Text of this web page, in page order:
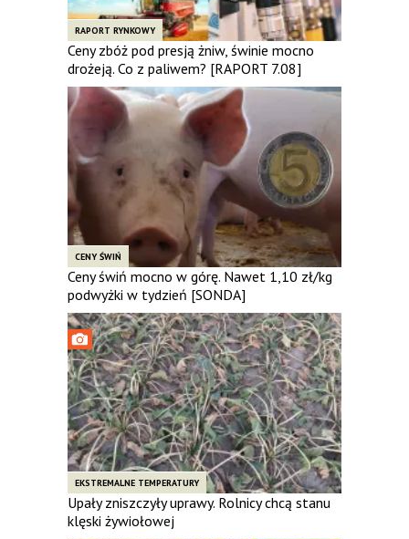
RAPORT RYNKOWY
Ceny zbóż pod presją żniw, świnie mocno
drożeją. Co z paliwem? [RAPORT 7.08]
CENY ŚWIŃ
Ceny świń mocno w górę. Nawet 1,10 zł/kg
podwyżki w tydzień [SONDA]
EKSTREMALNE TEMPERATURY
Upały zniszczyły uprawy. Rolnicy chcą stanu
klęski żywiołowej